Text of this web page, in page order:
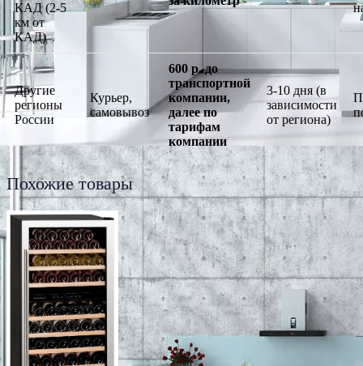
КАД (2-5
км от
КАД)
Другие
регионы
России
Курьер,
самовывоз
600 р. до
транспортной
компании,
далее по
тарифам
компании
3-10 дня (в
зависимости
от региона)
Похожие товары